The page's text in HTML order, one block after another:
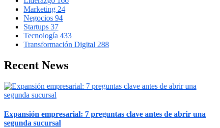
Marketing 24
Negocios 94
Startups 37
Tecnología 433
Transformación Digital 288
Recent News
Expansión empresarial: 7 preguntas clave antes de abrir una
segunda sucursal